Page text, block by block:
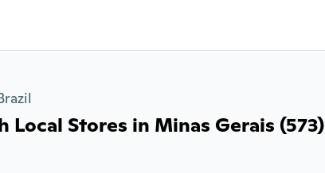
Local Stores in Minas Gerais (573)